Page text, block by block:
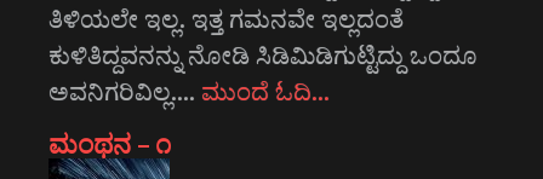
ತಿಳಿಯಲೇ ಇಲ್ಲ. ಇತ್ತ ಗಮನವೇ ಇಲ್ಲದಂತೆ
ಕುಳಿತಿದ್ದವನನ್ನು ನೋಡಿ ಸಿಡಿಮಿಡಿಗುಟ್ಟಿದ್ದು ಒಂದೂ
ಅವನಿಗರಿವಿಲ್ಲ.… ಮುಂದೆ ಓದಿ…
ಮಂಥನ – ೧